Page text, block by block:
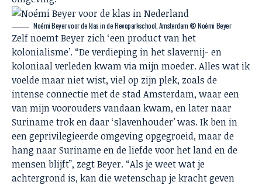
Noémi Beyer voor de klas in de Flevoparkschool, Amsterdam ©Noémi Beyer
Zelf noemt Beyer zich ‘een product van het
kolonialisme’. “De verdieping in het slavernij- en
koloniaal verleden kwam via mijn moeder. Alles wat ik
voelde maar niet wist, viel op zijn plek, zoals de
intense connectie met de stad Amsterdam, waar een
van mijn voorouders vandaan kwam, en later naar
Suriname trok en daar ‘slavenhouder’ was. Ik ben in
een geprivilegieerde omgeving opgegroeid, maar de
hang naar Suriname en de liefde voor het land en de
mensen blijft”, zegt Beyer. “Als je weet wat je
achtergrond is, kan die wetenschap je kracht geven